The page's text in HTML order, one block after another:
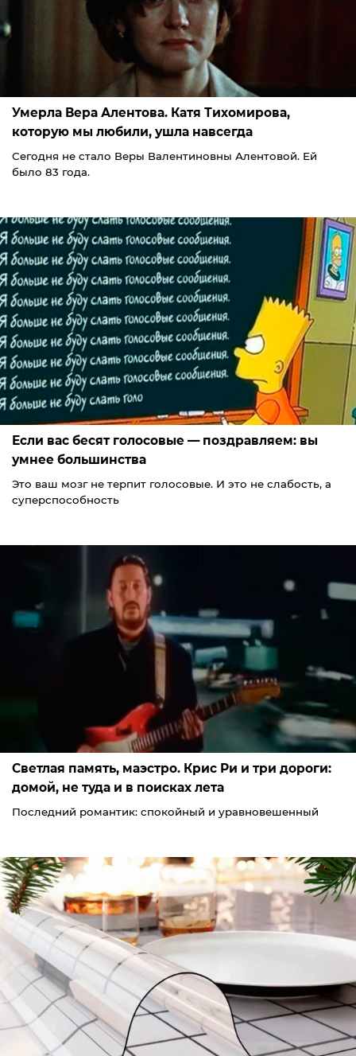
Умерла Вера Алентова. Катя Тихомирова,
которую мы любили, ушла навсегда
Сегодня не стало Веры Валентиновны Алентовой. Ей
было 83 года.
Если вас бесят голосовые — поздравляем: вы
умнее большинства
Это ваш мозг не терпит голосовые. И это не слабость, а
суперспособность
Светлая память, маэстро. Крис Ри и три дороги:
домой, не туда и в поисках лета
Последний романтик: спокойный и уравновешенный